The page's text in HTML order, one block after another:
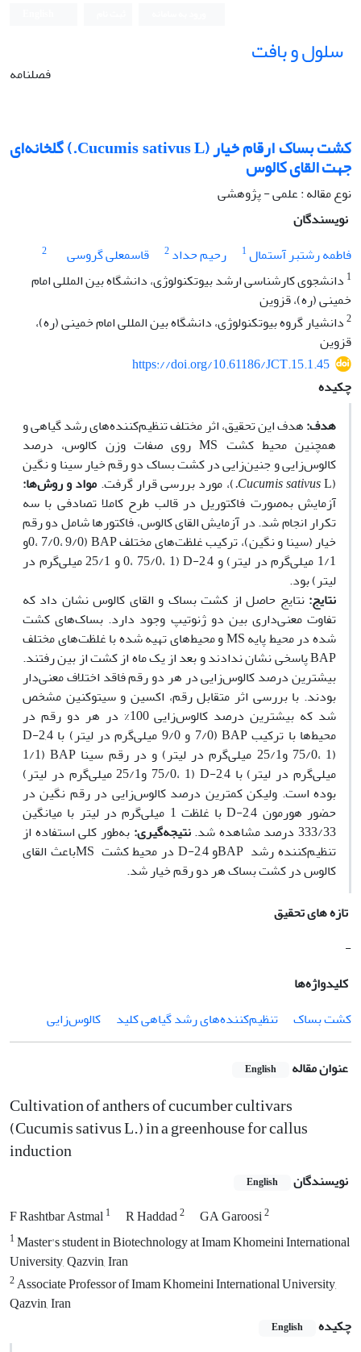
سلول و بافت
فصلنامه
کشت بساک ارقام خیار (Cucumis sativus L.) گلخانه‌ای
جهت القای کالوس
نوع مقاله : علمی - پژوهشی
نویسندگان
فاطمه رشتبر آستمال1 رحیم حداد2 قاسمعلی گروسی
2
1 دانشجوی کارشناسی ارشد بیوتکنولوژی، دانشگاه بین المللی امام
خمینی (ره)، قزوین
2دانشیار گروه بیوتکنولوژی، دانشگاه بین المللی امام خمینی (ره)،
قزوین
https://doi.org/10.61186/JCT.15.1.45
چکیده
هدف:هدف این تحقیق، اثر مختلف تنظیم‌کننده‌های رشد گیاهی و
همچنین محیط کشت MS روی صفات وزن کالوس، درصد
کالوس‌زایی و جنین‌زایی در کشت بساک دو رقم خیار سینا و نگین
(
Cucumis sativusL
.)، مورد بررسی قرار گرفت. مواد و روش‌ها:
آزمایش به‌صورت فاکتوریل در قالب طرح کاملا تصادفی با سه
تکرار انجام شد. در آزمایش القای کالوس، فاکتورها شامل دو رقم
خیار (سینا و نگین)، ترکیب غلظت‌های مختلف BAP (0، 7/0، 9/0و
1/1 میلی‌گرم در لیتر) و 2,4-D (0، 75/0، 1 و 25/1 میلی‌گرم در
لیتر) بود.
نتایج: ﻧﺘﺎﯾﺞ ﺣﺎﺻﻞ از ﮐﺸﺖ ﺑﺴﺎک و اﻟﻘﺎی ﮐﺎﻟﻮس ﻧﺸﺎن داد ﮐﻪ
ﺗﻔﺎوت ﻣﻌﻨﯽداری بین دو ژﻧﻮﺗﯿﭗ وﺟﻮد دارد. بساک‌های کشت
شده در محیط پایه MS و محیط‌های تهیه شده با غلظت‌های مختلف
BAP پاسخی نشان ندادند و بعد از یک ماه از کشت از بین رفتند.
بیشترین درصد کالوس‌زایی در هر دو رقم فاقد اختلاف معنی‌دار
بودند. با بررسی اثر متقابل رقم، اکسین و سیتوکنین مشخص
شد که بیشترین درصد کالوس‌زایی 100% در هر دو رقم در
محیط‌ها با ترکیب BAP (7/0 و 9/0 میلی‌گرم در لیتر) با 2,4-D
(75/0، 1 و25/1 میلی‌گرم در لیتر) و در رقم سینا BAP (1/1
میلی‌گرم در لیتر) با 2,4-D (75/0، 1 و25/1 میلی‌گرم در لیتر)
بوده است. ولیکن کمترین درصد کالوس‌زایی در رقم نگین در
حضور هورمون 2,4-D با غلظت 1 میلی‌گرم در لیتر با میانگین
333/33 درصد مشاهده شد.
نتیجه‌گیری: به‌طور کلی استفاده از
تنظیم‌کننده رشد BAPو 2,4-D در محیط کشت MSباعث القای
کالوس در کشت بساک هر دو رقم خیار شد.
تازه های تحقیق
-
کلیدواژه‌ها
کشت بساک
تنظیم‌کننده‌های رشد گیاهی کلید کالوس‌زایی
عنوان مقاله English
Cultivation of anthers of cucumber cultivars
(Cucumis sativus L.) in a greenhouse for callus
induction
نویسندگان English
F Rashtbar Astmal1 R Haddad2 GA Garoosi2
1Master's student in Biotechnology at Imam Khomeini International
University, Qazvin, Iran
2Associate Professor of Imam Khomeini International University,
Qazvin, Iran
چکیده
English